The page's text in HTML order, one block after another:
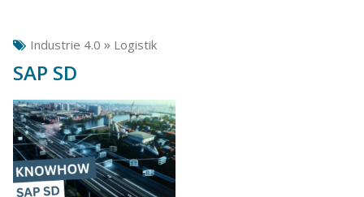
Industrie 4.0 » Logistik
SAP SD